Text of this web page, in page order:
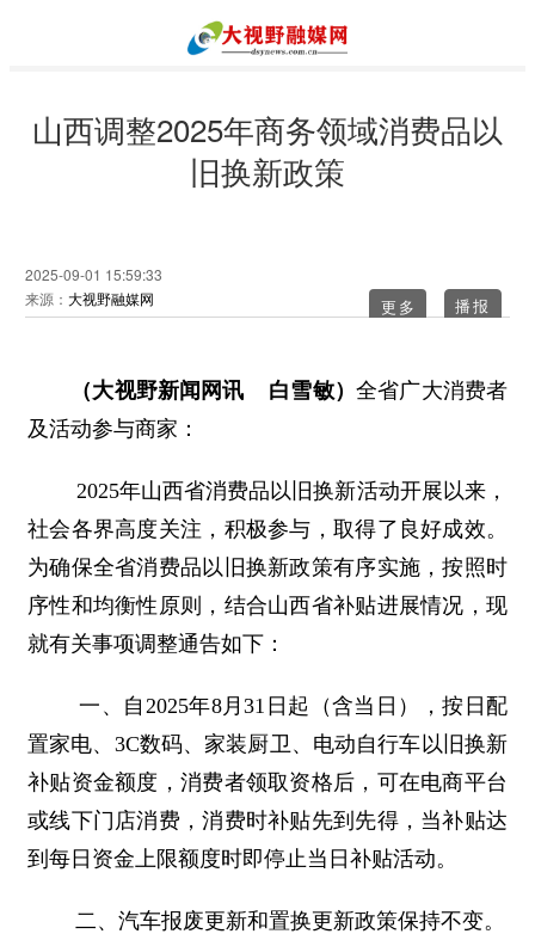
山西调整2025年商务领域消费品以
旧换新政策
2025-09-01 15:59:33
来源： 大视野融媒网 更多
（大视野新闻网讯 白雪敏） 全省广大消费者
及活动参与商家：
2025年山西省消费品以旧换新活动开展以来，
社会各界高度关注，积极参与，取得了良好成效。
为确保全省消费品以旧换新政策有序实施，按照时
序性和均衡性原则，结合山西省补贴进展情况，现
就有关事项调整通告如下：
一、自2025年8月31日起（含当日），按日配
置家电、3C数码、家装厨卫、电动自行车以旧换新
补贴资金额度，消费者领取资格后，可在电商平台
或线下门店消费，消费时补贴先到先得，当补贴达
到每日资金上限额度时即停止当日补贴活动。
二、汽车报废更新和置换更新政策保持不变。